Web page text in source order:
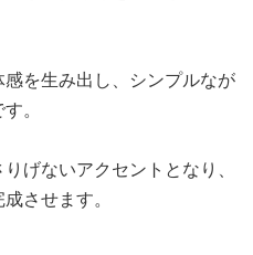
を生み出し、シンプルなが
。
げないアクセントとなり、
させます。